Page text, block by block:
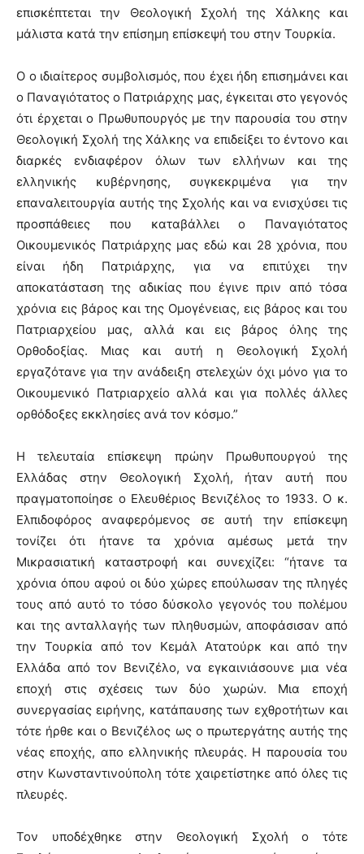
επισκέπτεται την Θεολογική Σχολή της Χάλκης και
μάλιστα κατά την επίσημη επίσκεψή του στην Τουρκία.
O ο ιδιαίτερος συμβολισμός, που έχει ήδη επισημάνει και
ο Παναγιότατος ο Πατριάρχης μας, έγκειται στο γεγονός
ότι έρχεται ο Πρωθυπουργός με την παρουσία του στην
Θεολογική Σχολή της Χάλκης να επιδείξει το έντονο και
διαρκές ενδιαφέρον όλων των ελλήνων και της
ελληνικής κυβέρνησης, συγκεκριμένα για την
επαναλειτουργία αυτής της Σχολής και να ενισχύσει τις
προσπάθειες που καταβάλλει ο Παναγιότατος
Οικουμενικός Πατριάρχης μας εδώ και 28 χρόνια, που
είναι ήδη Πατριάρχης, για να επιτύχει την
αποκατάσταση της αδικίας που έγινε πριν από τόσα
χρόνια εις βάρος και της Ομογένειας, εις βάρος και του
Πατριαρχείου μας, αλλά και εις βάρος όλης της
Ορθοδοξίας. Μιας και αυτή η Θεολογική Σχολή
εργαζότανε για την ανάδειξη στελεχών όχι μόνο για το
Οικουμενικό Πατριαρχείο αλλά και για πολλές άλλες
ορθόδοξες εκκλησίες ανά τον κόσμο.”
Η τελευταία επίσκεψη πρώην Πρωθυπουργού της
Ελλάδας στην Θεολογική Σχολή, ήταν αυτή που
πραγματοποίησε ο Ελευθέριος Βενιζέλος το 1933. Ο κ.
Ελπιδοφόρος αναφερόμενος σε αυτή την επίσκεψη
τονίζει ότι ήτανε τα χρόνια αμέσως μετά την
Μικρασιατική καταστροφή και συνεχίζει: “ήτανε τα
χρόνια όπου αφού οι δύο χώρες επούλωσαν της πληγές
τους από αυτό το τόσο δύσκολο γεγονός του πολέμου
και της ανταλλαγής των πληθυσμών, αποφάσισαν από
την Τουρκία από τον Κεμάλ Ατατούρκ και από την
Ελλάδα από τον Βενιζέλο, να εγκαινιάσουνε μια νέα
εποχή στις σχέσεις των δύο χωρών. Μια εποχή
συνεργασίας ειρήνης, κατάπαυσης των εχθροτήτων και
τότε ήρθε και ο Βενιζέλος ως ο πρωτεργάτης αυτής της
νέας εποχής, απο ελληνικής πλευράς. Η παρουσία του
στην Κωνσταντινούπολη τότε χαιρετίστηκε από όλες τις
πλευρές.
Τον υποδέχθηκε στην Θεολογική Σχολή ο τότε